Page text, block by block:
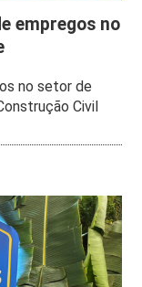
empregos no
no setor de
Civil